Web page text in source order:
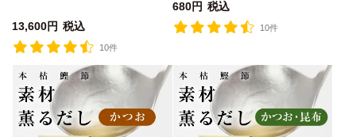
13,600 税込
10件
680 税込
10件